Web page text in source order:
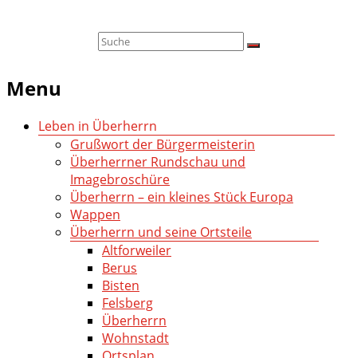
Menu
Leben in Überherrn
Grußwort der Bürgermeisterin
Überherrner Rundschau und
Imagebroschüre
Überherrn – ein kleines Stück Europa
Wappen
Überherrn und seine Ortsteile
Altforweiler
Berus
Bisten
Felsberg
Überherrn
Wohnstadt